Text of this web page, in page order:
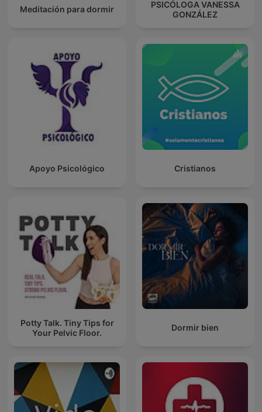
Meditación para dormir
PSICÓLOGA VANESSA
GONZÁLEZ
Apoyo Psicológico Cristianos
Potty Talk. Tiny Tips for
Your Pelvic Floor.
Dormir bien